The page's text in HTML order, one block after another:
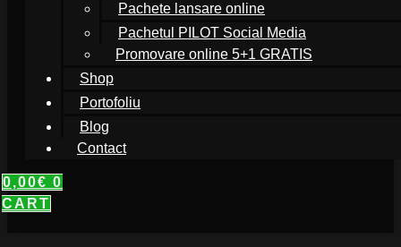
Pachete lansare online
Pachetul PILOT Social Media
Promovare online 5+1 GRATIS
Shop
Portofoliu
Blog
Contact
0,00€ 0
CART